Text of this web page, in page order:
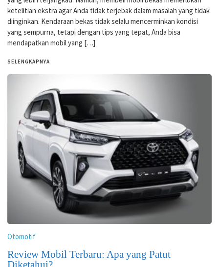
ketelitian ekstra agar Anda tidak terjebak dalam masalah yang tidak
diinginkan. Kendaraan bekas tidak selalu mencerminkan kondisi
yang sempurna, tetapi dengan tips yang tepat, Anda bisa
mendapatkan mobil yang […]
SELENGKAPNYA
Otomotif
Review Mobil Terbaru: Apa yang Patut
Diketahui?